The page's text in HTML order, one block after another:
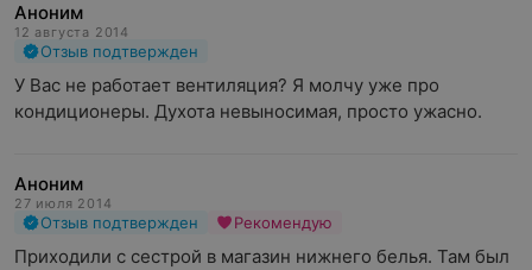
Аноним
12 августа 2014
Отзыв подтвержден
У Вас не работает вентиляция? Я молчу уже про
кондиционеры. Духота невыносимая, просто ужасно.
Аноним
27 июля 2014
Отзыв подтвержден Рекомендую
Приходили с сестрой в магазин нижнего белья. Там был